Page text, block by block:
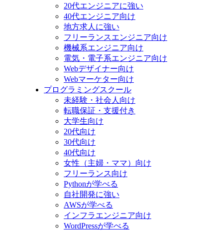
20代エンジニアに強い
40代エンジニア向け
地方求人に強い
フリーランスエンジニア向け
機械系エンジニア向け
電気・電子系エンジニア向け
Webデザイナー向け
Webマーケター向け
プログラミングスクール
未経験・社会人向け
転職保証・支援付き
大学生向け
20代向け
30代向け
40代向け
女性（主婦・ママ）向け
フリーランス向け
Pythonが学べる
自社開発に強い
AWSが学べる
インフラエンジニア向け
WordPressが学べる